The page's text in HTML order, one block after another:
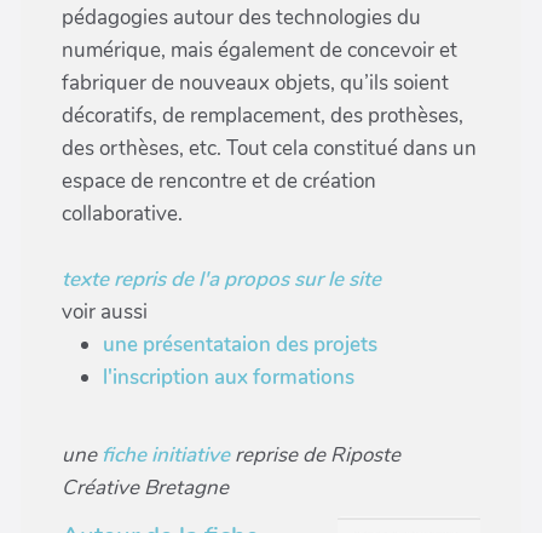
pédagogies autour des technologies du
numérique, mais également de concevoir et
fabriquer de nouveaux objets, qu’ils soient
décoratifs, de remplacement, des prothèses,
des orthèses, etc. Tout cela constitué dans un
espace de rencontre et de création
collaborative.
texte repris de l'a propos sur le site
voir aussi
une présentataion des projets
l'inscription aux formations
une fiche initiativereprise de Riposte
Créative Bretagne